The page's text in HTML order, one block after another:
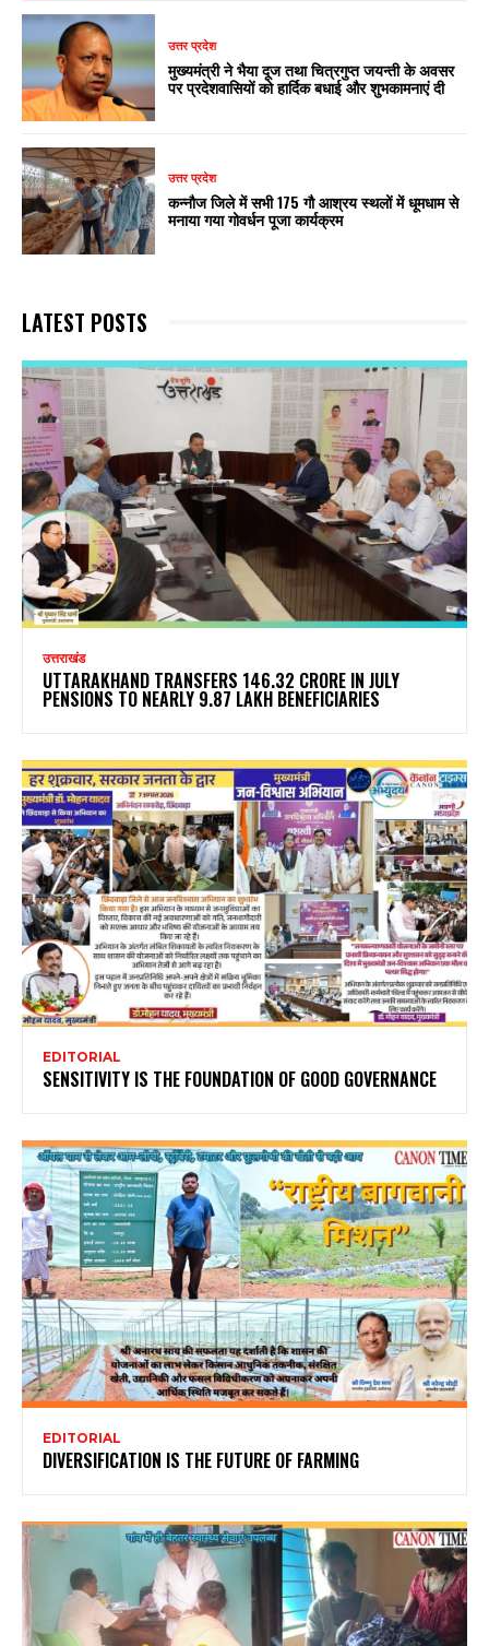
उत्तर प्रदेश
मुख्यमंत्री ने भैया दूज तथा चित्रगुप्त जयन्ती के अवसर
पर प्रदेशवासियों को हार्दिक बधाई और शुभकामनाएं दी
उत्तर प्रदेश
कन्नौज जिले में सभी 175 गौ आश्रय स्थलों में धूमधाम से
मनाया गया गोवर्धन पूजा कार्यक्रम
LATEST POSTS
उत्तराखंड
UTTARAKHAND TRANSFERS ₹146.32 CRORE IN JULY
PENSIONS TO NEARLY 9.87 LAKH BENEFICIARIES
EDITORIAL
SENSITIVITY IS THE FOUNDATION OF GOOD GOVERNANCE
EDITORIAL
DIVERSIFICATION IS THE FUTURE OF FARMING